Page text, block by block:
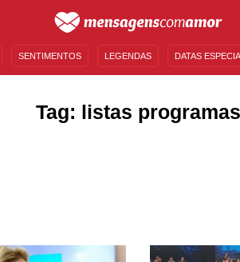
SENTIMENTOS LEGENDAS DATAS
Tag: listas programas